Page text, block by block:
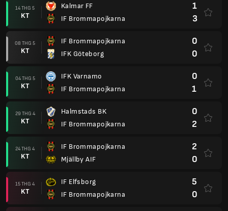
14 THG 5
KT
Kalmar FF
IF Brommapojkarna
1
3
08 THG 5
KT
IF Brommapojkarna
IFK Göteborg
0
0
04 THG 5
KT
IFK Varnamo
IF Brommapojkarna
0
1
29 THG 4
KT
Halmstads BK
IF Brommapojkarna
0
2
24 THG 4
KT
IF Brommapojkarna
Mjällby AIF
2
0
15 THG 4
KT
IF Elfsborg
IF Brommapojkarna
5
0